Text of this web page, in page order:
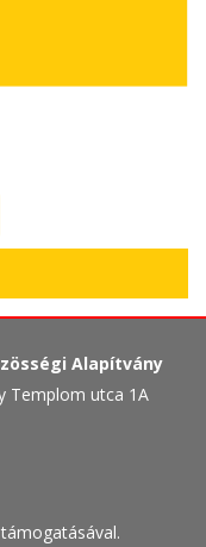
Alapítvány
Templom utca 1A